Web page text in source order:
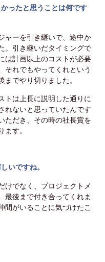
ったと思うことは何です
ャーを引き継いで、途中か
。引き継いだタイミングで
は計画以上のコストが必要
それでもやってくれという
までやり切りました。
トは上長に説明した通りに
れないと思っていたんです
ただき、その時の社長賞を
ます。
いですね。
けでなく、プロジェクトメ
最後まで付き合ってくれま
間がいることに気づけたこ